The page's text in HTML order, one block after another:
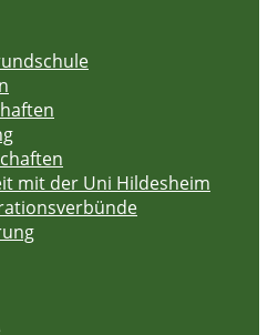
mit der Uni Hildesheim